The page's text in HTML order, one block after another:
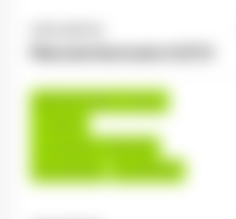
Rambervillers , France
12,31 €/h - 13,00 €/h
Du:24/08/26 Au:30/09/26